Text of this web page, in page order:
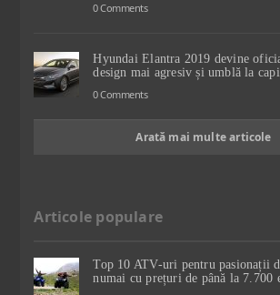
0 Comments
Hyundai Elantra 2019 devine
design mai agresiv și umblă la
0 Comments
Arată mai multe articole
Articole populare
Top 10 ATV-uri pentru pasionații
numai cu prețuri de până la 7.700